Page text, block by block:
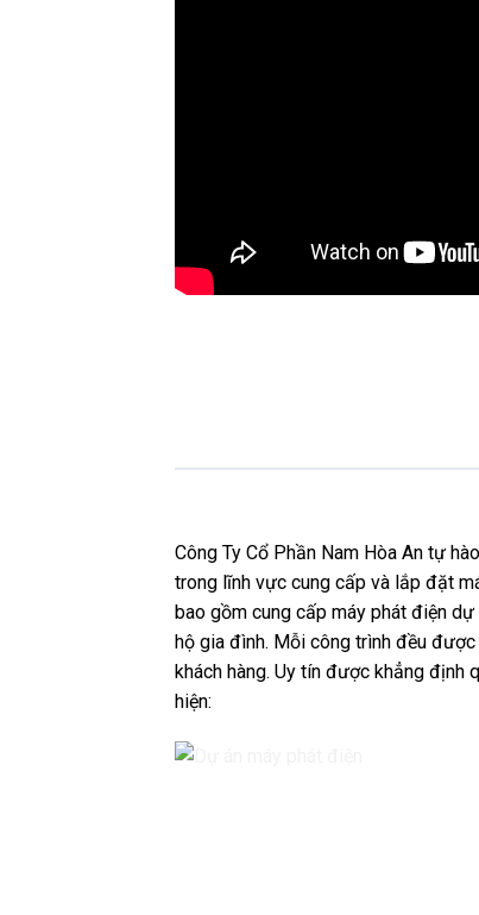
Công Ty Cổ Phần Nam Hòa An tự
trong lĩnh vực cung cấp và lắp đặt
bao gồm cung cấp máy phát điện
hộ gia đình. Mỗi công trình đều
khách hàng. Uy tín được khẳng
hiện: